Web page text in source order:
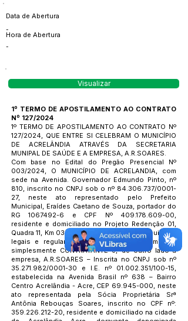
Data de Abertura
-
Hora de Abertura
-
Visualizar
1º TERMO DE APOSTILAMENTO AO CONTRATO
Nº 127/2024
1º TERMO DE APOSTILAMENTO AO CONTRATO Nº
127/2024, QUE ENTRE SI CELEBRAM O MUNICÍPIO
DE ACRELÂNDIA ATRAVÉS DA SECRETARIA
MUNIPAL DE SAÚDE E A EMPRESA, A.R.SOARES.
Com base no Edital do Pregão Presencial Nº
003/2024, O MUNICÍPIO DE ACRELANDIA, com
sede na Avenida. Governador Edmundo Pinto, nº
810, inscrito no CNPJ sob o nº 84.306.737/0001-
27, neste ato representado pelo Prefeito
Municipal, Eraídes Caetano de Souza, portador do
RG1067492-6 e CPF Nº 409.178.609-00,
residente e domiciliado no Projeto Redenção 01,
Quadra 11, Km 03, no exercício de suas atribuições
legais e regulamentares, doravante denominado
simplesmente CONTRATANTE e, de outro lado a
empresa, A.R.SOARES – Inscrita no CNPJ sob nº
35.271.982/0001-30 e I.E. nº 01.002.351/100-15,
estabelecida na Avenida Brasil nº 638 – Bairro
Centro Acrelândia - Acre, CEP 69.945-000, neste
ato representada pela Sócia Proprietária Srª
Antônia Rebouças Soares, inscrito no CPF nº:
359.226.212-20, residente e domiciliado na cidade